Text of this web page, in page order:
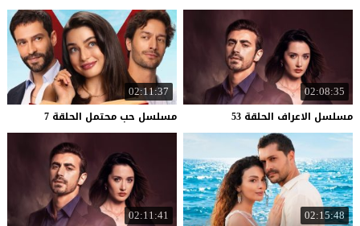
02:08:35
مسلسل الاعراف الحلقة 53
02:11:37
مسلسل حب محتمل الحلقة 7
02:15:48
02:11:41